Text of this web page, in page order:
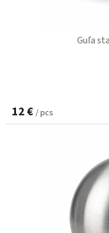
Guľa
12 € / pcs